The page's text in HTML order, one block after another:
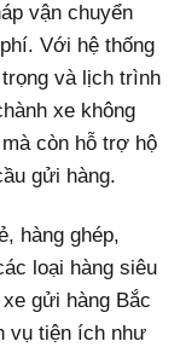
vận chuyển
Với hệ thống
và lịch trình
xe không
còn hỗ trợ hộ
gửi hàng.
hàng ghép,
loại hàng siêu
gửi hàng Bắc
vụ tiện ích như